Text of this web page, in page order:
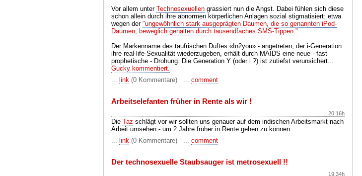
Vor allem unter Technosexuellen grassiert nun die Angst. Dabei fühlen sich diese
schon allein durch ihre abnormen körperlichen Anlagen sozial stigmatisiert: etwa
wegen der "ungewöhnlich stark ausgeprägten Daumen, die so genannten iPod-
Daumen, beweglich gehalten durch tausendfaches SMS-Tippen."
Der Markenname des taufrischen Duftes «In2you» - angetreten, der i-Generation
ihre real-life-Sexualität wiederzugeben, erhält durch MAIDS eine neue - fast
prophetische - Drohung. Die Generation Y (oder i ?) ist zutiefst verunsichert...
Gucky kommentiert.
... link (0 Kommentare) ... comment
Arbeitselefanten früher in Rente als wir !
, 20:16h
Die Taz schlägt vor wir sollten uns genauer auf dem indischen Arbeitsmarkt nach
Arbeit umsehen - um 2 Jahre früher in Rente gehen zu können.
... link (0 Kommentare) ... comment
Der technosexuelle Staubsauger ist metrosexuell !!
, 19:34h